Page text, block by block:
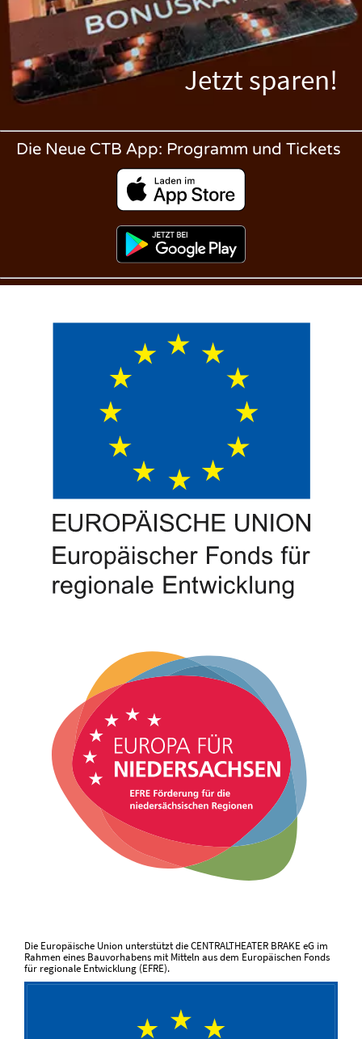
Jetzt sparen!
Die Neue CTB App: Programm und Tickets
Die Europäische Union unterstützt die CENTRALTHEATER BRAKE eG im
Rahmen eines Bauvorhabens mit Mitteln aus dem Europäischen Fonds
für regionale Entwicklung (EFRE).